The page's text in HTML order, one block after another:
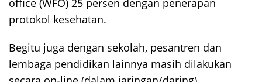
office (WFO) 25 persen dengan penerapan
protokol kesehatan.
Begitu juga dengan sekolah, pesantren dan
lembaga pendidikan lainnya masih dilakukan